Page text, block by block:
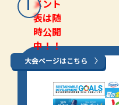
メント
表は随
時公開
中！！
大会ページはこちら